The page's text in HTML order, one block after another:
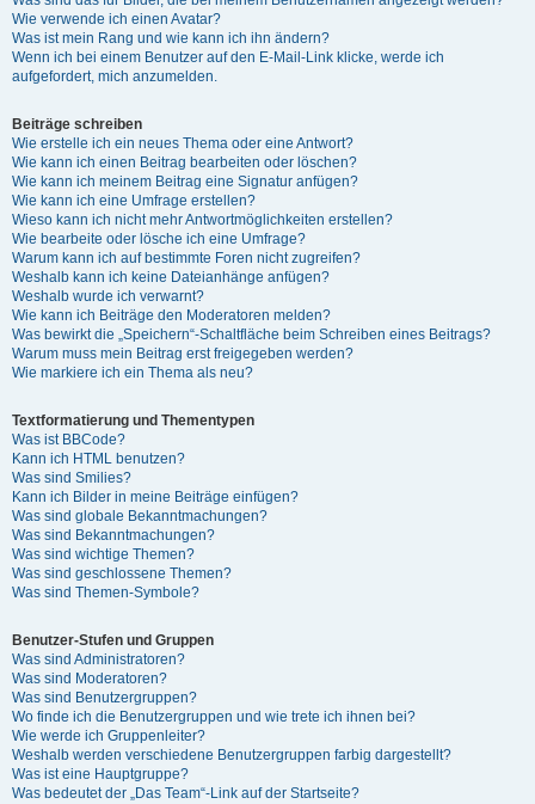
Wie verwende ich einen Avatar?
Was ist mein Rang und wie kann ich ihn ändern?
Wenn ich bei einem Benutzer auf den E-Mail-Link klicke, werde ich
aufgefordert, mich anzumelden.
Beiträge schreiben
Wie erstelle ich ein neues Thema oder eine Antwort?
Wie kann ich einen Beitrag bearbeiten oder löschen?
Wie kann ich meinem Beitrag eine Signatur anfügen?
Wie kann ich eine Umfrage erstellen?
Wieso kann ich nicht mehr Antwortmöglichkeiten erstellen?
Wie bearbeite oder lösche ich eine Umfrage?
Warum kann ich auf bestimmte Foren nicht zugreifen?
Weshalb kann ich keine Dateianhänge anfügen?
Weshalb wurde ich verwarnt?
Wie kann ich Beiträge den Moderatoren melden?
Was bewirkt die „Speichern“-Schaltfläche beim Schreiben eines Beitrags?
Warum muss mein Beitrag erst freigegeben werden?
Wie markiere ich ein Thema als neu?
Textformatierung und Thementypen
Was ist BBCode?
Kann ich HTML benutzen?
Was sind Smilies?
Kann ich Bilder in meine Beiträge einfügen?
Was sind globale Bekanntmachungen?
Was sind Bekanntmachungen?
Was sind wichtige Themen?
Was sind geschlossene Themen?
Was sind Themen-Symbole?
Benutzer-Stufen und Gruppen
Was sind Administratoren?
Was sind Moderatoren?
Was sind Benutzergruppen?
Wo finde ich die Benutzergruppen und wie trete ich ihnen bei?
Wie werde ich Gruppenleiter?
Weshalb werden verschiedene Benutzergruppen farbig dargestellt?
Was ist eine Hauptgruppe?
Was bedeutet der „Das Team“-Link auf der Startseite?